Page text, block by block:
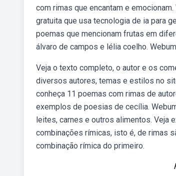
com rimas que encantam e
gratuita que usa tecnologia de ia para
poemas que mencionam frutas em
álvaro de campos e lélia coelho.
Veja o texto completo, o autor e os
diversos autores, temas e estilos no
conheça 11 poemas com rimas de
exemplos de poesias de cecília.
leites, carnes e outros alimentos. Veja
combinações rímicas, isto é, de rimas
combinação rímica do primeiro.